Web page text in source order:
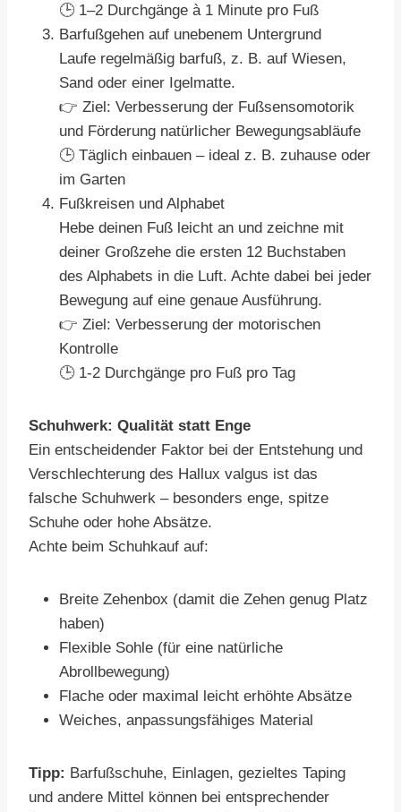
🕒 1–2 Durchgänge à 1 Minute pro Fuß
Barfußgehen auf unebenem Untergrund
Laufe regelmäßig barfuß, z. B. auf Wiesen,
Sand oder einer Igelmatte.
👉 Ziel: Verbesserung der Fußsensomotorik
und Förderung natürlicher Bewegungsabläufe
🕒 Täglich einbauen – ideal z. B. zuhause oder
im Garten
Fußkreisen und Alphabet
Hebe deinen Fuß leicht an und zeichne mit
deiner Großzehe die ersten 12 Buchstaben
des Alphabets in die Luft. Achte dabei bei jeder
Bewegung auf eine genaue Ausführung.
👉 Ziel: Verbesserung der motorischen
Kontrolle
🕒 1-2 Durchgänge pro Fuß pro Tag
Schuhwerk: Qualität statt Enge
Ein entscheidender Faktor bei der Entstehung und
Verschlechterung des Hallux valgus ist das
falsche Schuhwerk – besonders enge, spitze
Schuhe oder hohe Absätze.
Achte beim Schuhkauf auf:
Breite Zehenbox (damit die Zehen genug Platz
haben)
Flexible Sohle (für eine natürliche
Abrollbewegung)
Flache oder maximal leicht erhöhte Absätze
Weiches, anpassungsfähiges Material
Tipp: Barfußschuhe, Einlagen, gezieltes Taping
und andere Mittel können bei entsprechender